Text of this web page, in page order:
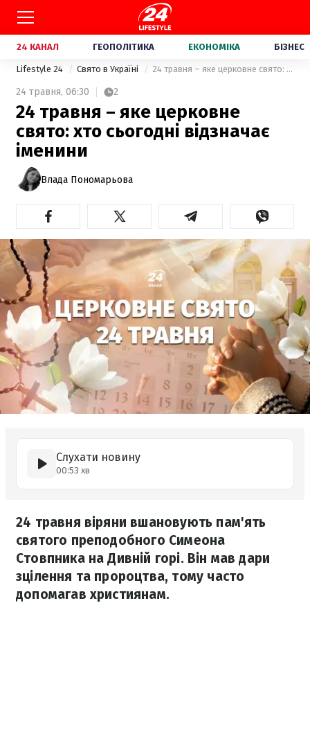
24 КАНАЛ ГЕОПОЛІТИКА ЕКОНОМІКА БІЗНЕС
Lifestyle 24 Свято в Україні 24 травня – яке церковне свято: хто сьогодні відзначає іменини
24 травня, 06:30 2
24 травня – яке церковне
свято: хто сьогодні відзначає
іменини
Влада Пономарьова
Слухати новину
00:53 хв
24 травня віряни вшановують пам'ять
святого преподобного Симеона
Стовпника на Дивній горі. Він мав дари
зцілення та пророцтва, тому часто
допомагав християнам.